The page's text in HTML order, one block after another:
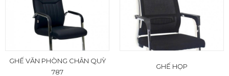
GHẾ VĂN PHÒNG CHÂN QUỲ
787
GHẾ HỌP